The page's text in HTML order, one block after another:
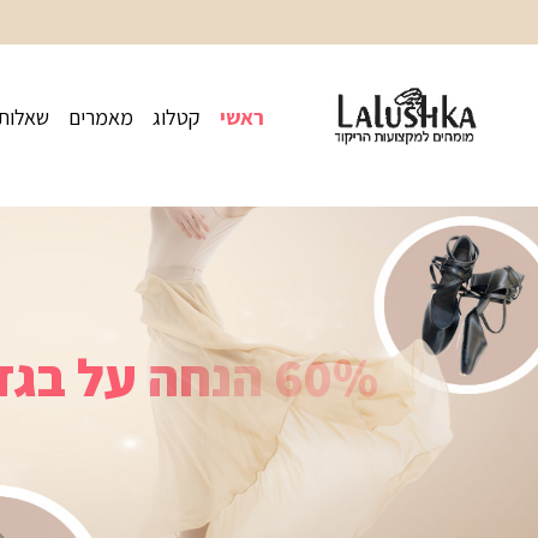
ראשי קטלוג מאמרים
60% הנחה על בגדי ים רגילים 40% הנחה על בגדי ים של ספידו